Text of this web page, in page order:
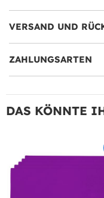
VERSAND UND
ZAHLUNGSARTEN
DAS KÖNNTE